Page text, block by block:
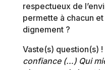
respectueux de
permette à chacun
dignement ?
Vaste(s) question(s) !
confiance (…) Qui